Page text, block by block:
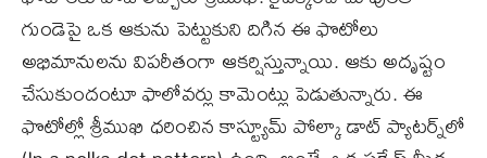
గుండెపై ఒక ఆకును పెట్టుకుని దిగిన ఈ ఫొటోలు
అభిమానులను విపరీతంగా ఆకర్షిస్తున్నాయి. ఆకు అదృష్టం
చేసుకుందంటూ ఫాలోవర్లు కామెంట్లు పెడుతున్నారు. ఈ
ఫొటోల్లో శ్రీముఖి ధరించిన కాస్ట్యూమ్ పోల్కా డాట్ ప్యాటర్న్‌లో